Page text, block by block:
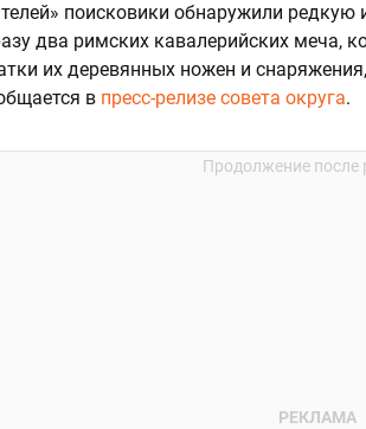
поисковики обнаружили
два римских кавалерийских меча,
их деревянных ножен и
в пресс-релизе совета округа.